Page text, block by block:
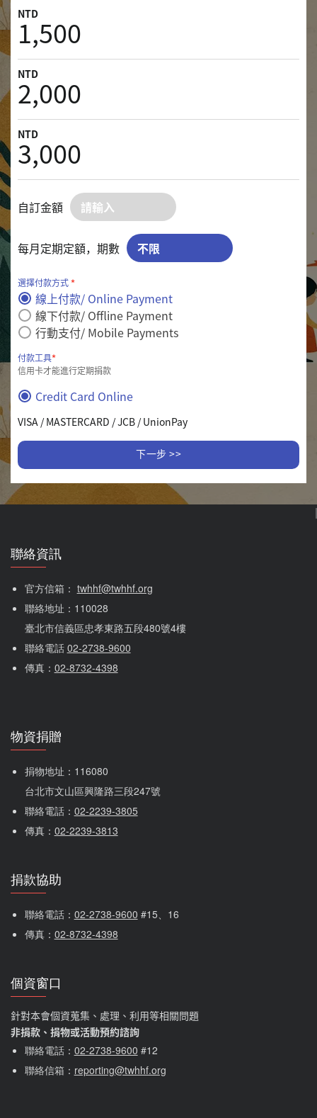
1,500
2,000
3,000
自訂金額
每月定期定額，期數
選擇付款方式*
線上付款/ Online Payment
線下付款/ Offline Payment
行動支付/ Mobile Payments
付款工具*
信用卡才能進行定期捐款
Credit Card Online
VISA / MASTERCARD / JCB / UnionPay
下一步 >>
我代
表組
織捐
款。
捐
款
基
料
子
郵
地
姓
名
他
人
將
無
法
看
見
收
據
訊
是
需
收
據
請
稅
局
U
pl
o
a
d
th
e
o
v
m
e
nt
(
if
y
o
u
聯絡資訊
官方信箱： twhhf@twhhf.org
聯絡地址：110028
臺北市信義區忠孝東路五段480號4樓
聯絡電話 02-2738-9600
傳真： 02-8732-4398
物資捐贈
捐物地址：116080
台北市文山區興隆路三段247號
聯絡電話： 02-2239-3805
傳真： 02-2239-3813
捐款協助
聯絡電話： 02-2738-9600 #15、16
傳真： 02-8732-4398
個資窗口
針對本會個資蒐集、處理、利用等相關問題
非捐款、捐物或活動預約諮詢
聯絡電話： 02-2738-9600 #12
聯絡信箱： reporting@twhhf.org